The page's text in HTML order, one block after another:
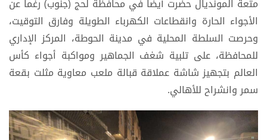
متعة المونديال حضرت أيضاً في محافظة لحج (جنوب) رغماً عن
الأجواء الحارة وانقطاعات الكهرباء الطويلة وفارق التوقيت،
وحرصت السلطة المحلية في مدينة الحوطة، المركز الإداري
للمحافظة، على تلبية شغف الجماهير ومواكبة أجواء كأس
العالم بتجهيز شاشة عملاقة قبالة ملعب معاوية مثلت بقعة
سمر وانشراح للأهالي.